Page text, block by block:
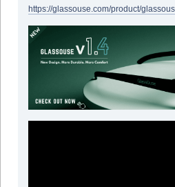
https://glassouse.com/product/